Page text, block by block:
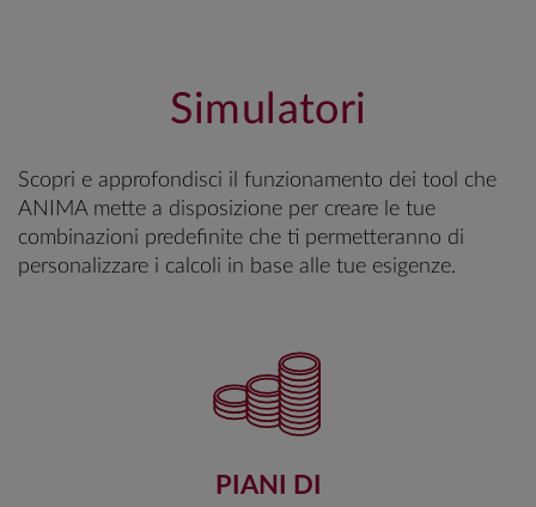
Simulatori
Scopri e approfondisci il funzionamento dei tool che
ANIMA mette a disposizione per creare le tue
combinazioni predefinite che ti permetteranno di
personalizzare i calcoli in base alle tue esigenze.
PIANI DI